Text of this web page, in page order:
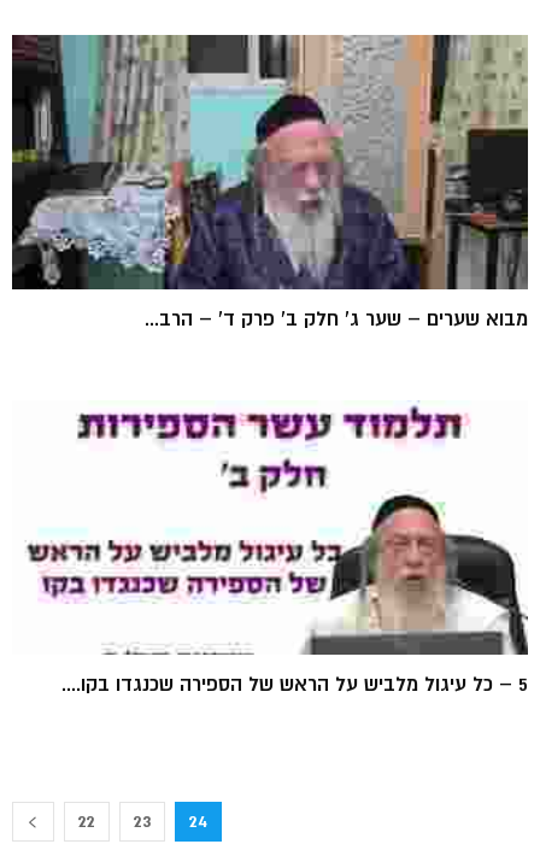
מבוא שערים – שער ג' חלק ב' פרק ד' – הרב...
5 – כל עיגול מלביש על הראש של הספירה שכנגדו בקו....
22 23 24